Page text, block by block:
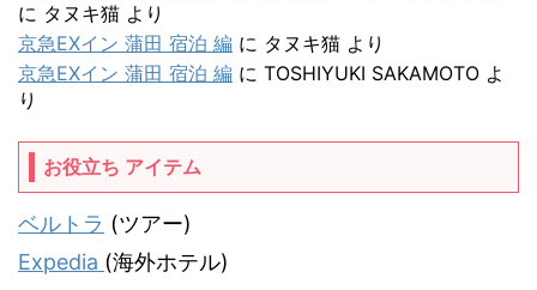
に タヌキ猫 より
京急EXイン 蒲田 宿泊 編 に タヌキ猫 より
京急EXイン 蒲田 宿泊 編 に TOSHIYUKI SAKAMOTO よ
り
お役立ち アイテム
ベルトラ (ツアー)
Expedia (海外ホテル)